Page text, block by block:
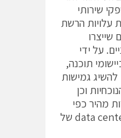
שירותי
עלויות הרשת
על ידי
תוכנה,
להשיג גמישות
וכן
מהיר כפי
שהוכיחו את עצמם ב-data centers של